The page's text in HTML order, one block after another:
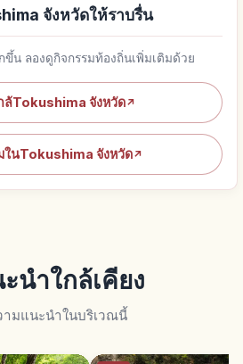
จังหวัดให้ราบรื่น
ขึ้น ลองดูกิจกรรมท้องถิ่นเพิ่มเติมด้วย
ล้Tokushima จังหวัด↗
ในTokushima จังหวัด↗
นำใกล้เคียง
มแนะนำในบริเวณนี้